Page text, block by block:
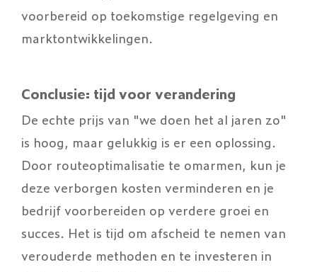
voorbereid op toekomstige regelgeving en
marktontwikkelingen.
Conclusie: tijd voor verandering
De echte prijs van "we doen het al jaren zo"
is hoog, maar gelukkig is er een oplossing.
Door routeoptimalisatie te omarmen, kun je
deze verborgen kosten verminderen en je
bedrijf voorbereiden op verdere groei en
succes. Het is tijd om afscheid te nemen van
verouderde methoden en te investeren in